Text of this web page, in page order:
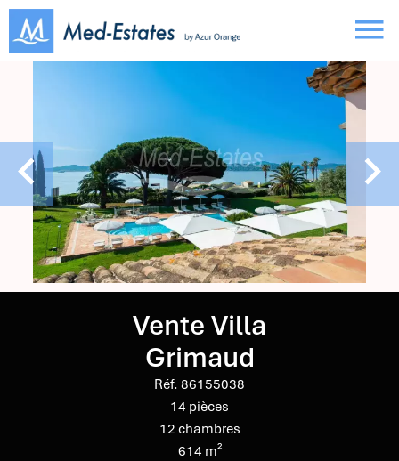
Vente Villa
Grimaud
Réf. 86155038
14 pièces
12 chambres
614 m²